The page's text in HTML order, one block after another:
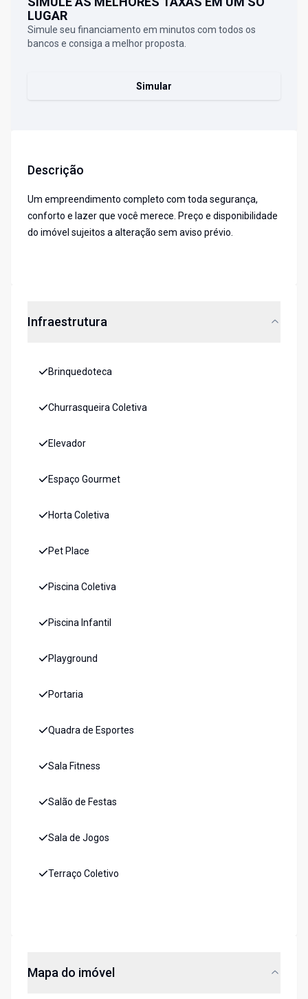
LUGAR
Simule seu financiamento em minutos com todos os
bancos e consiga a melhor proposta.
Simular
Descrição
Um empreendimento completo com toda segurança,
conforto e lazer que você merece. Preço e disponibilidade
do imóvel sujeitos a alteração sem aviso prévio.
Infraestrutura
Brinquedoteca
Churrasqueira Coletiva
Elevador
Espaço Gourmet
Horta Coletiva
Pet Place
Piscina Coletiva
Piscina Infantil
Playground
Portaria
Quadra de Esportes
Sala Fitness
Salão de Festas
Sala de Jogos
Terraço Coletivo
Mapa do imóvel